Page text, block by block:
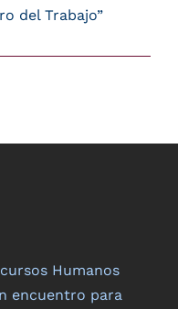
del Trabajo”
Humanos
encuentro para